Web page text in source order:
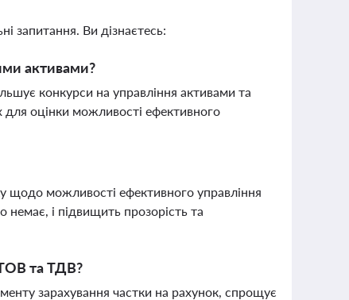
запитання. Ви дізнаєтесь:
активами?
конкурси на управління активами та
оцінки можливості ефективного
щодо можливості ефективного управління
і підвищить прозорість та
та ТДВ?
зарахування частки на рахунок, спрощує